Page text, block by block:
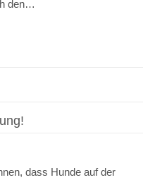
den…
dass Hunde auf der